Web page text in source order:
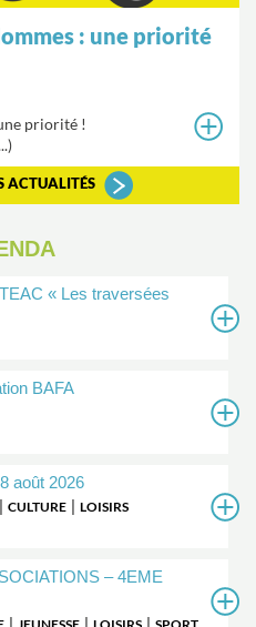
: une priorité
priorité !
ACTUALITÉS
« Les traversées
BAFA
août 2026
|CULTURE |LOISIRS
– 4EME
| | |